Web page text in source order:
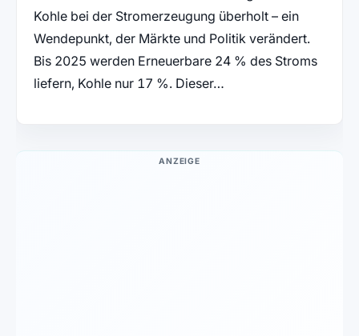
Kohle bei der Stromerzeugung überholt – ein
Wendepunkt, der Märkte und Politik verändert.
Bis 2025 werden Erneuerbare 24 % des Stroms
liefern, Kohle nur 17 %. Dieser…
ANZEIGE